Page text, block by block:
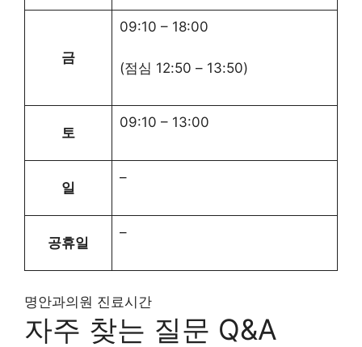
금
09:10 – 18:00
(점심 12:50 – 13:50)
토
09:10 – 13:00
일
–
공휴일
–
명안과의원 진료시간
자주 찾는 질문 Q&A